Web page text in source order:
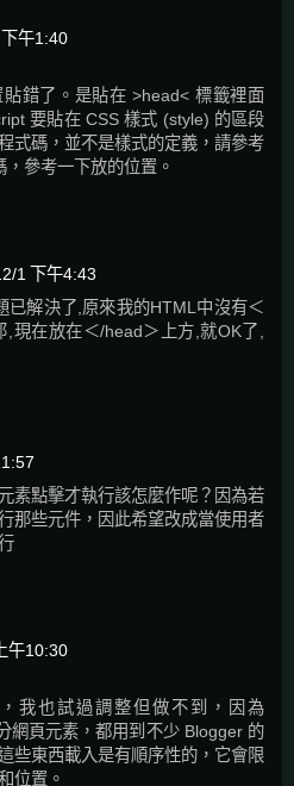
午1:40
錯了。是貼在 >head< 標籤裡面
要貼在 CSS 樣式 (style) 的區段
式碼，並不是樣式的定義，請參考
參考一下放的位置。
1 下午4:43
已解決了,原來我的HTML中沒有＜
現在放在＜/head＞上方,就OK了,
素點擊才執行該怎麼作呢？因為若
那些元件，因此希望改成當使用者
午10:30
我也試過調整但做不到，因為
網頁元素，都用到不少 Blogger 的
些東西載入是有順序性的，它會限
位置。